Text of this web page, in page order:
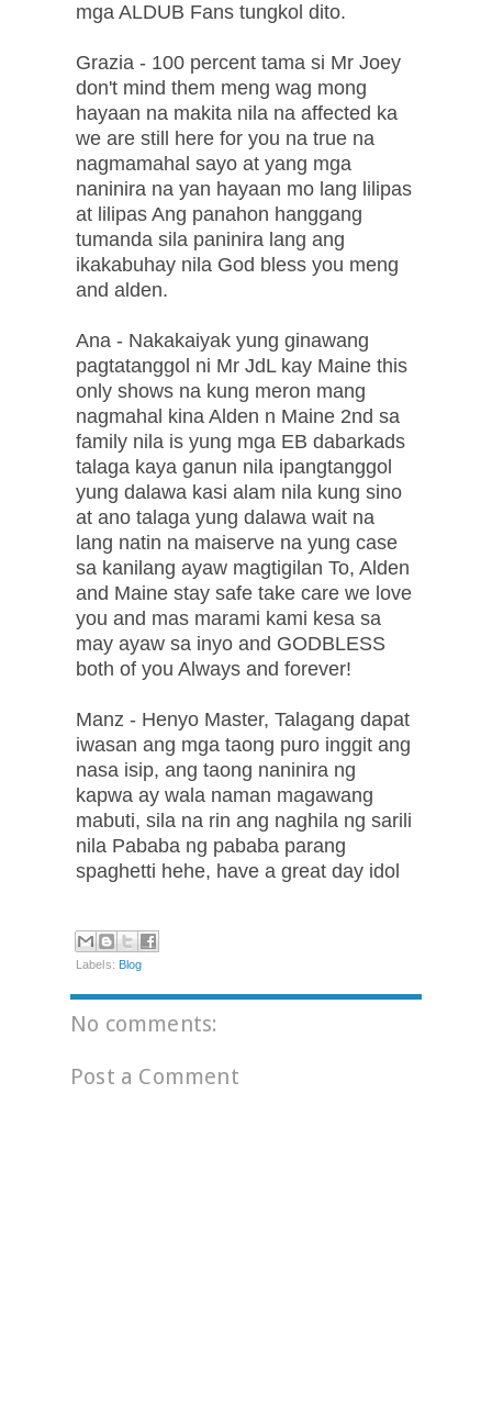
mga ALDUB Fans tungkol dito.
Grazia - 100 percent tama si Mr Joey
don't mind them meng wag mong
hayaan na makita nila na affected ka
we are still here for you na true na
nagmamahal sayo at yang mga
naninira na yan hayaan mo lang lilipas
at lilipas Ang panahon hanggang
tumanda sila paninira lang ang
ikakabuhay nila God bless you meng
and alden.
Ana - Nakakaiyak yung ginawang
pagtatanggol ni Mr JdL kay Maine this
only shows na kung meron mang
nagmahal kina Alden n Maine 2nd sa
family nila is yung mga EB dabarkads
talaga kaya ganun nila ipangtanggol
yung dalawa kasi alam nila kung sino
at ano talaga yung dalawa wait na
lang natin na maiserve na yung case
sa kanilang ayaw magtigilan To, Alden
and Maine stay safe take care we love
you and mas marami kami kesa sa
may ayaw sa inyo and GODBLESS
both of you Always and forever!
Manz - Henyo Master, Talagang dapat
iwasan ang mga taong puro inggit ang
nasa isip, ang taong naninira ng
kapwa ay wala naman magawang
mabuti, sila na rin ang naghila ng sarili
nila Pababa ng pababa parang
spaghetti hehe, have a great day idol
Labels: Blog
No comments:
Post a Comment